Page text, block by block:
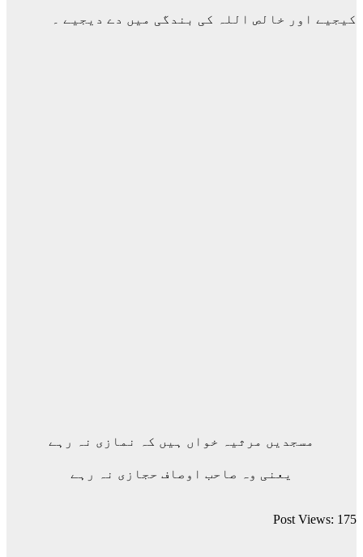
کیجیے اور خالص اللہ کی بندگی میں دے دیجیے ۔
مسجدیں مرثیہ خواں ہیں کہ نمازی نہ رہے
یعنی وہ صاحب اوصاف حجازی نہ رہے
Post Views: 175